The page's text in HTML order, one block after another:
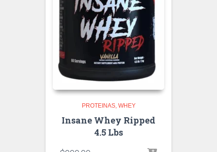
PROTEINAS WHEY
Insane Whey Ripped
4.5 Lbs